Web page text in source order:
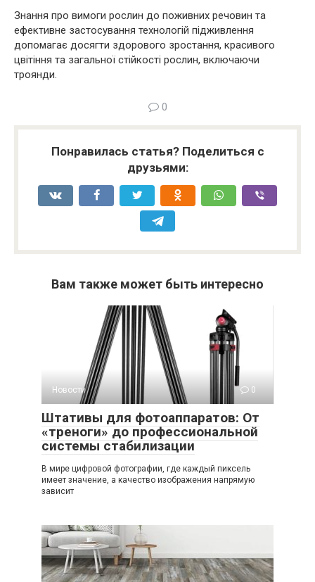
Знання про вимоги рослин до поживних речовин та
ефективне застосування технологій підживлення
допомагає досягти здорового зростання, красивого
цвітіння та загальної стійкості рослин, включаючи
троянди.
0
Понравилась статья? Поделиться с
друзьями:
Вам также может быть интересно
Новости 0
Штативы для фотоаппаратов: От
«треноги» до профессиональной
системы стабилизации
В мире цифровой фотографии, где каждый пиксель
имеет значение, а качество изображения напрямую
зависит